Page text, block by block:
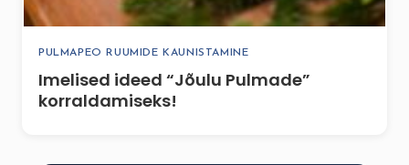
PULMAPEO RUUMIDE KAUNISTAMINE
Imelised ideed “Jõulu Pulmade”
korraldamiseks!